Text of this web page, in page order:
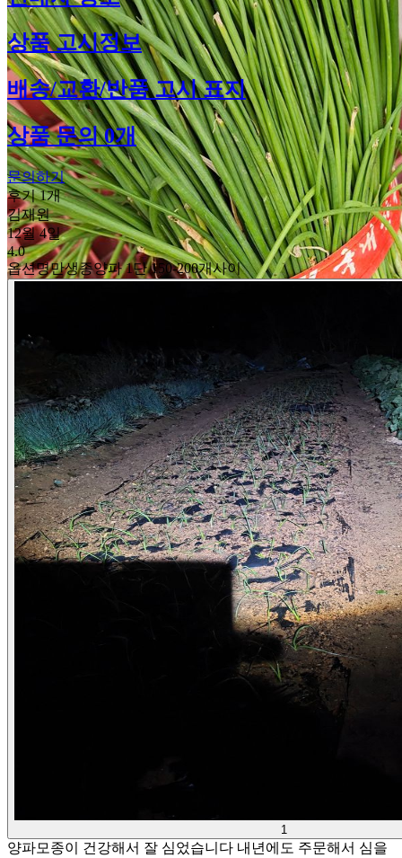
상품 고시정보
배송/교환/반품 고시 표지
상품 문의 0개
문의하기
후기 1개
김재원
12월 4일
4.0
옵션명만생종양파 1단 150-200개사이
1
양파모종이 건강해서 잘 심었습니다 내년에도 주문해서 심을